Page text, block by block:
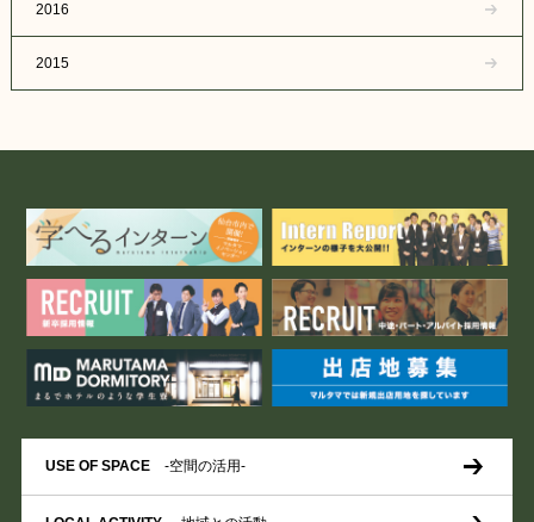
2016
2015
USE OF SPACE-空間の活用-